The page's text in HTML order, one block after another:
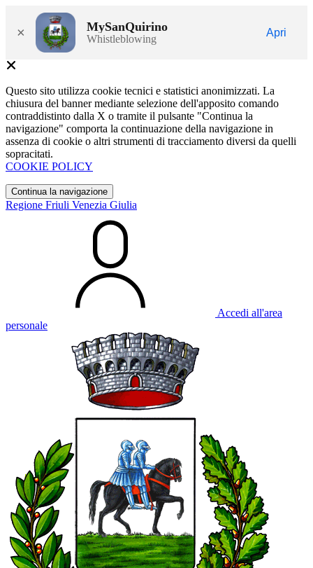
× MySanQuirino
Whistleblowing
Apri
Questo sito utilizza cookie tecnici e statistici anonimizzati. La
chiusura del banner mediante selezione dell'apposito comando
contraddistinto dalla X o tramite il pulsante "Continua la
navigazione" comporta la continuazione della navigazione in
assenza di cookie o altri strumenti di tracciamento diversi da quelli
sopracitati.
COOKIE POLICY
Continua la navigazione
Regione Friuli Venezia Giulia
Accedi all'area
personale